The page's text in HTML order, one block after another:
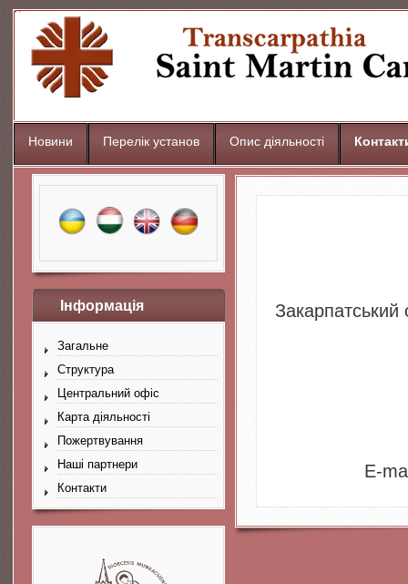
Новини Перелік установ Опис діяльності
Інформація
Загальне
Структура
Центральний офіс
Карта діяльності
Пожертвування
Наші партнери
Контакти
E-